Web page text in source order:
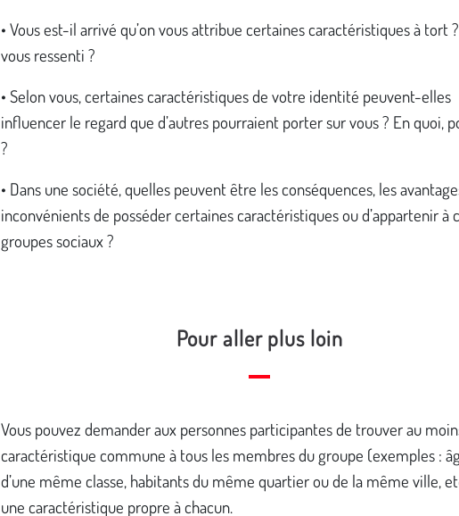
• Vous est-il arrivé qu’on vous attribue certaines caractéristiques à tort ?
vous ressenti ?
• Selon vous, certaines caractéristiques de votre identité peuvent-elles
influencer le regard que d’autres pourraient porter sur vous ? En quoi,
?
• Dans une société, quelles peuvent être les conséquences, les
inconvénients de posséder certaines caractéristiques ou d’appartenir à
groupes sociaux ?
Pour aller plus loin
Vous pouvez demander aux personnes participantes de trouver au
caractéristique commune à tous les membres du groupe (exemples :
d’une même classe, habitants du même quartier ou de la même ville,
une caractéristique propre à chacun.